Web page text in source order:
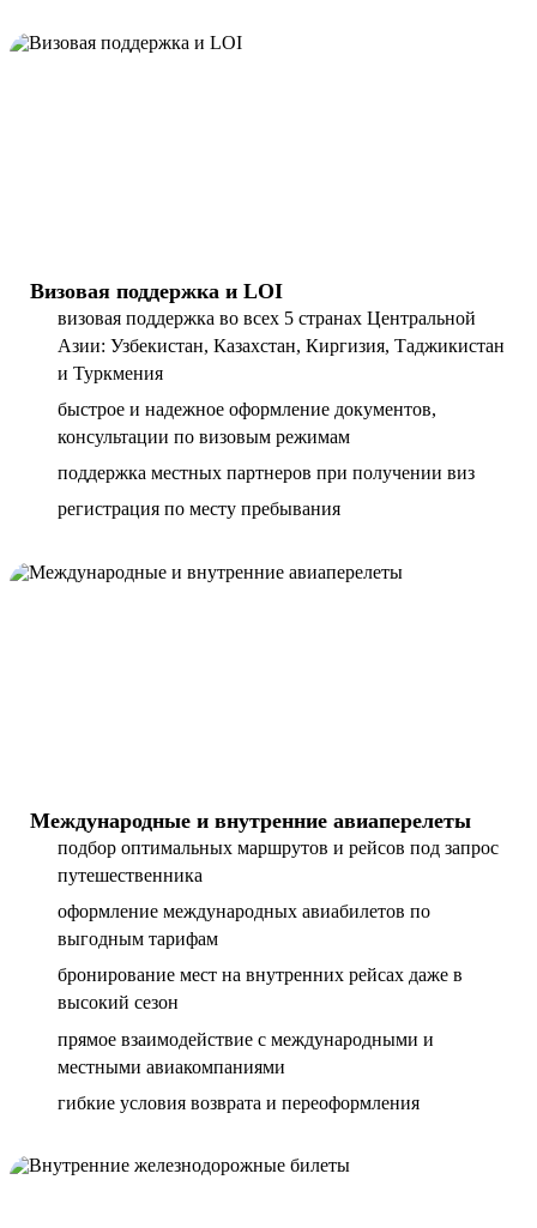
Визовая поддержка и LOI
визовая поддержка во всех 5 странах Центральной
Азии: Узбекистан, Казахстан, Киргизия, Таджикистан
и Туркмения
быстрое и надежное оформление документов,
консультации по визовым режимам
поддержка местных партнеров при получении виз
регистрация по месту пребывания
Международные и внутренние авиаперелеты
подбор оптимальных маршрутов и рейсов под запрос
путешественника
оформление международных авиабилетов по
выгодным тарифам
бронирование мест на внутренних рейсах даже в
высокий сезон
прямое взаимодействие с международными и
местными авиакомпаниями
гибкие условия возврата и переоформления